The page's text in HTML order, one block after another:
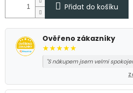
Přidat do košíku
Ověřeno zákazníky
★★★★★
"S nákupem jsem velmi